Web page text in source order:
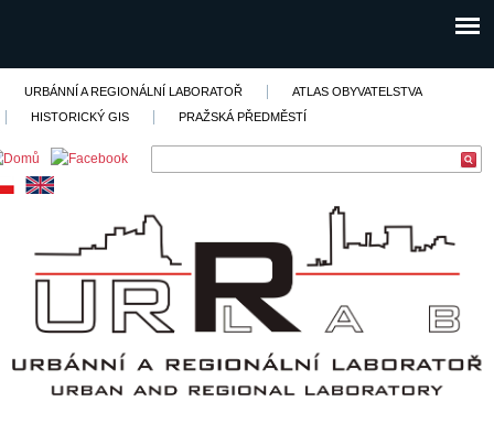
URBÁNNÍ A REGIONÁLNÍ LABORATOŘ
ATLAS OBYVATELSTVA
HISTORICKÝ GIS
PRAŽSKÁ PŘEDMĚSTÍ